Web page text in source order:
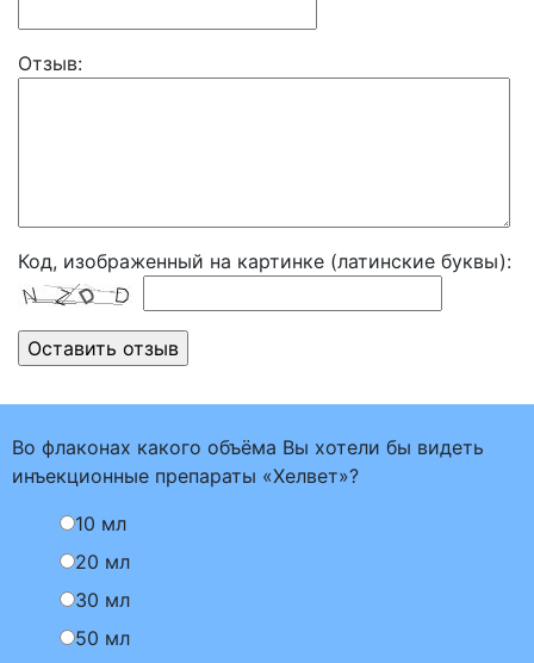
Отзыв:
Код, изображенный на картинке (латинские буквы):
Во флаконах какого объёма Вы хотели бы видеть
инъекционные препараты «Хелвет»?
10 мл
20 мл
30 мл
50 мл